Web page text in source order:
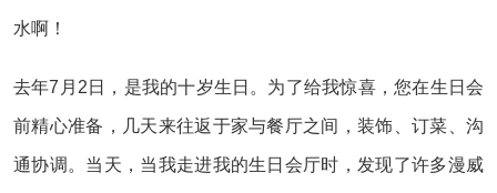
水啊！
去年7月2日，是我的十岁生日。为了给我惊喜，您在生日会
前精心准备，几天来往返于家与餐厅之间，装饰、订菜、沟
通协调。当天，当我走进我的生日会厅时，发现了许多漫威